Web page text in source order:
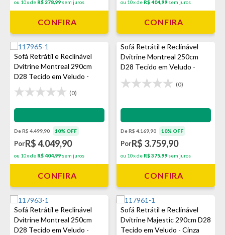
ou 10x de R$ 278,99 sem juros
CONFIRA
ou 10x de R$ 404,99 sem juros
CONFIRA
Sofá Retrátil e Reclinável
Dvitrine Montreal 290cm
D28 Tecido em Veludo -
Prata
(0)
Impermeabilização - VEDA
De R$ 4.499,90 10% OFF
PorR$ 4.049,90
ou 10x de R$ 404,99 sem juros
CONFIRA
Sofá Retrátil e Reclinável
Dvitrine Montreal 250cm
D28 Tecido em Veludo -
Avelã
(0)
Impermeabilização - VEDA
De R$ 4.169,90 10% OFF
PorR$ 3.759,90
ou 10x de R$ 375,99 sem juros
CONFIRA
Sofá Retrátil e Reclinável
Dvitrine Montreal 250cm
D28 Tecido em Veludo -
Sofá Retrátil e Reclinável
Dvitrine Majestic 290cm D28
Tecido em Veludo - Cinza